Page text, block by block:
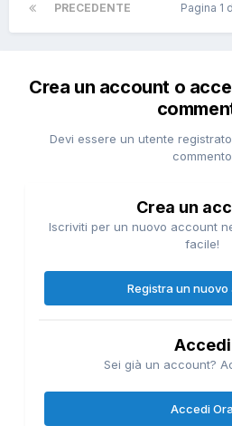
PRECEDENTE Pagina 1
Crea un account o
Devi essere un utente
commento
Crea un
Iscriviti per un nuovo account
facile!
Registra un
Accedi
Sei già un account?
Accedi